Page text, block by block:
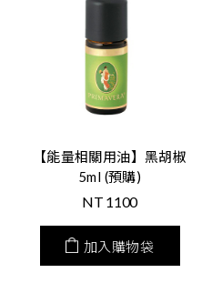
【能量相關用油】黑胡椒
5ml (預購)
NT 1100
加入購物袋